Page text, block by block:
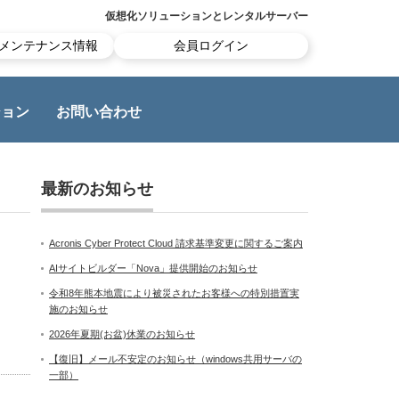
仮想化ソリューションとレンタルサーバー
ンテナンス情報 会員ログイン
ン お問い合わせ
最新のお知らせ
Acronis Cyber Protect Cloud 請求基準変更に関するご案内
AIサイトビルダー「Nova」提供開始のお知らせ
令和8年熊本地震により被災されたお客様への特別措置実
施のお知らせ
2026年夏期(お盆)休業のお知らせ
【復旧】メール不安定のお知らせ（windows共用サーバの
一部）